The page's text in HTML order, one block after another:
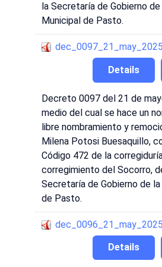
la Secretaría de Gobierno
Municipal de Pasto.
dec_0097_21_may_2025
Details
Decreto 0097 del 21 de
medio del cual se hace un
libre nombramiento y
Milena Potosi Buesaquillo,
Código 472 de la
corregimiento del Socorro,
Secretaría de Gobierno de
de Pasto.
dec_0096_21_may_2025
Details